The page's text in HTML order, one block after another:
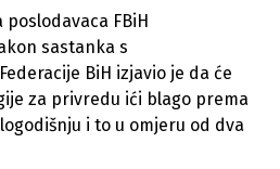
FBiH
sastanka s
BiH izjavio je da će
za privredu ići blago prema
i to u omjeru od dva